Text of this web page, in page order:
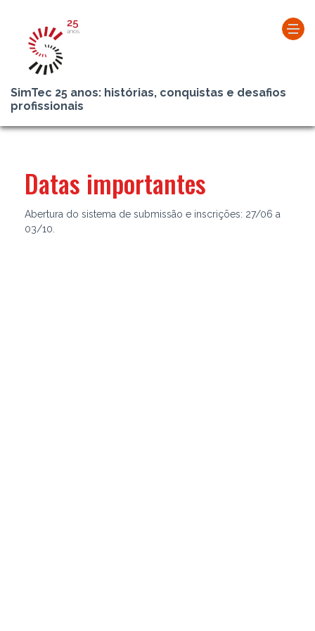
SimTec 25 anos: histórias, conquistas e desafios
profissionais
Datas importantes
Abertura do sistema de submissão e inscrições: 27/06 a
03/10.